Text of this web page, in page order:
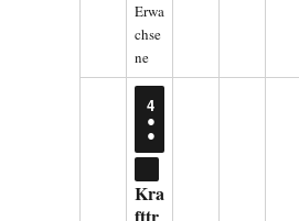
Erwa
chse
ne
4
4.
AUGUST
2026
●
●
VERANSTALTUNGEN)
CLOSE
Kra